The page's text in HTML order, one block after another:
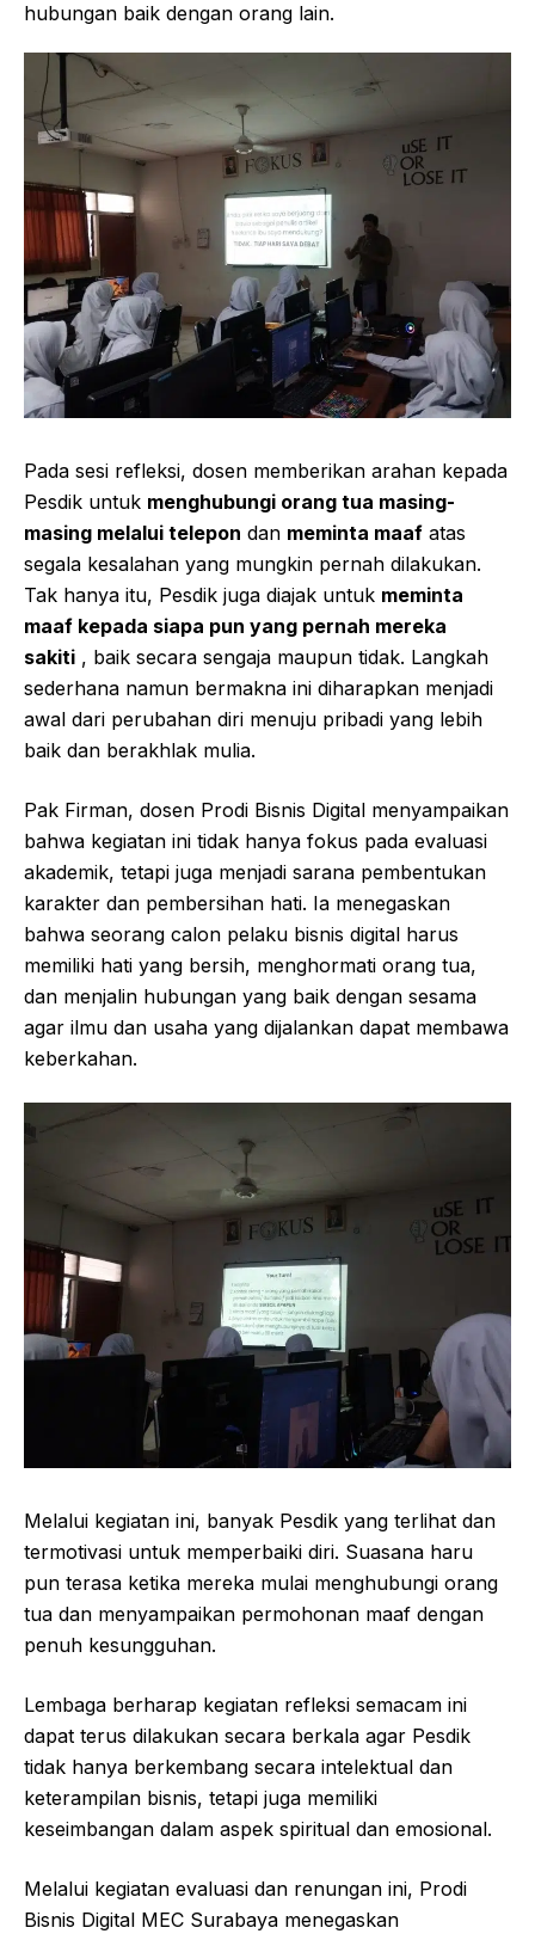
hubungan baik dengan orang lain.
Pada sesi refleksi, dosen memberikan arahan kepada
Pesdik untuk menghubungi orang tua masing-
masing melalui telepon dan meminta maaf atas
segala kesalahan yang mungkin pernah dilakukan.
Tak hanya itu, Pesdik juga diajak untuk meminta
maaf kepada siapa pun yang pernah mereka
sakiti , baik secara sengaja maupun tidak. Langkah
sederhana namun bermakna ini diharapkan menjadi
awal dari perubahan diri menuju pribadi yang lebih
baik dan berakhlak mulia.
Pak Firman, dosen Prodi Bisnis Digital menyampaikan
bahwa kegiatan ini tidak hanya fokus pada evaluasi
akademik, tetapi juga menjadi sarana pembentukan
karakter dan pembersihan hati. Ia menegaskan
bahwa seorang calon pelaku bisnis digital harus
memiliki hati yang bersih, menghormati orang tua,
dan menjalin hubungan yang baik dengan sesama
agar ilmu dan usaha yang dijalankan dapat membawa
keberkahan.
Melalui kegiatan ini, banyak Pesdik yang terlihat dan
termotivasi untuk memperbaiki diri. Suasana haru
pun terasa ketika mereka mulai menghubungi orang
tua dan menyampaikan permohonan maaf dengan
penuh kesungguhan.
Lembaga berharap kegiatan refleksi semacam ini
dapat terus dilakukan secara berkala agar Pesdik
tidak hanya berkembang secara intelektual dan
keterampilan bisnis, tetapi juga memiliki
keseimbangan dalam aspek spiritual dan emosional.
Melalui kegiatan evaluasi dan renungan ini, Prodi
Bisnis Digital MEC Surabaya menegaskan